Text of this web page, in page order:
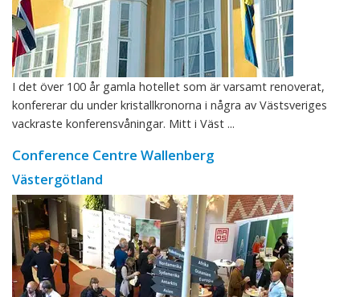
I det över 100 år gamla hotellet som är varsamt renoverat,
konfererar du under kristallkronorna i några av Västsveriges
vackraste konferensvåningar. Mitt i Väst ...
Conference Centre Wallenberg
Västergötland